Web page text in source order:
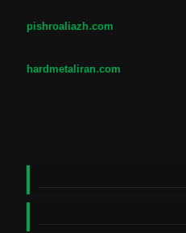
pishroaliazh.com
hardmetaliran.com